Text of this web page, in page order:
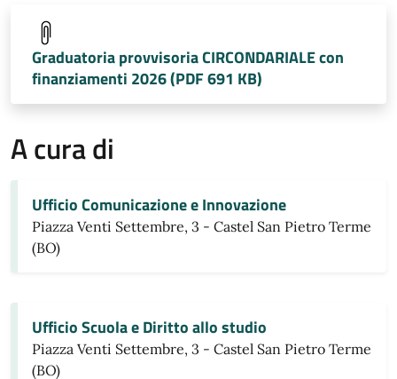
Graduatoria provvisoria CIRCONDARIALE con
finanziamenti 2026 (PDF 691 KB)
A cura di
Ufficio Comunicazione e Innovazione
Piazza Venti Settembre, 3 - Castel San Pietro Terme
(BO)
Ufficio Scuola e Diritto allo studio
Piazza Venti Settembre, 3 - Castel San Pietro Terme
(BO)